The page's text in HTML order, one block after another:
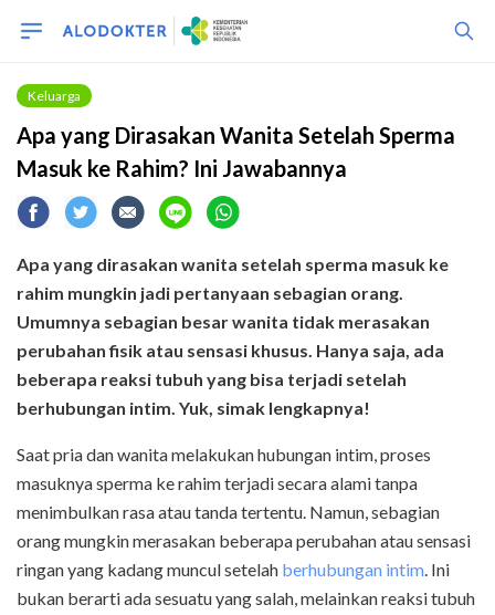
Keluarga
Apa yang Dirasakan Wanita Setelah Sperma
Masuk ke Rahim? Ini Jawabannya
Apa yang dirasakan wanita setelah sperma masuk ke
rahim mungkin jadi pertanyaan sebagian orang.
Umumnya sebagian besar wanita tidak merasakan
perubahan fisik atau sensasi khusus. Hanya saja, ada
beberapa reaksi tubuh yang bisa terjadi setelah
berhubungan intim. Yuk, simak lengkapnya!
Saat pria dan wanita melakukan hubungan intim, proses
masuknya sperma ke rahim terjadi secara alami tanpa
menimbulkan rasa atau tanda tertentu. Namun, sebagian
orang mungkin merasakan beberapa perubahan atau sensasi
ringan yang kadang muncul setelah berhubungan intim. Ini
bukan berarti ada sesuatu yang salah, melainkan reaksi tubuh